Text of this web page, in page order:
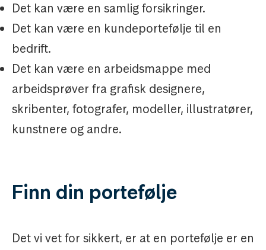
Det kan være en samlig forsikringer.
Det kan være en kundeportefølje til en
bedrift.
Det kan være en arbeidsmappe med
arbeidsprøver fra grafisk designere,
skribenter, fotografer, modeller, illustratører,
kunstnere og andre.
Finn din portefølje
Det vi vet for sikkert, er at en portefølje er en